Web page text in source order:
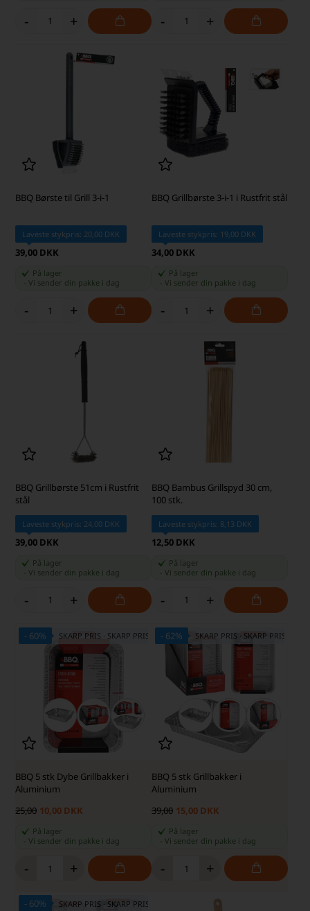
- + - +
BBQ Børste til Grill 3-i-1
Laveste stykpris: 20,00 DKK
39,00 DKK
På lager
-Vi sender din pakke i dag
- +
BBQ Grillbørste 3-i-1 i Rustfrit stål
Laveste stykpris: 19,00 DKK
34,00 DKK
På lager
Vi sender din pakke i dag
- +
BBQ Grillbørste 51cm i Rustfrit
stål
Laveste stykpris: 24,00 DKK
39,00 DKK
På lager
-Vi sender din pakke i dag
- +
BBQ Bambus Grillspyd 30 cm,
100 stk.
Laveste stykpris: 8,13 DKK
12,50 DKK
På lager
Vi sender din pakke i dag
- +
- 60% SKARP PRIS · SKARP PRIS
BBQ 5 stk Dybe Grillbakker i
Aluminium
25,00 10,00 DKK
På lager
-Vi sender din pakke i dag
- +
- 62% SKARP PRIS · SKARP PRIS
BBQ 5 stk Grillbakker i
Aluminium
39,00 15,00 DKK
På lager
Vi sender din pakke i dag
- +
- 60% SKARP PRIS · SKARP PRIS